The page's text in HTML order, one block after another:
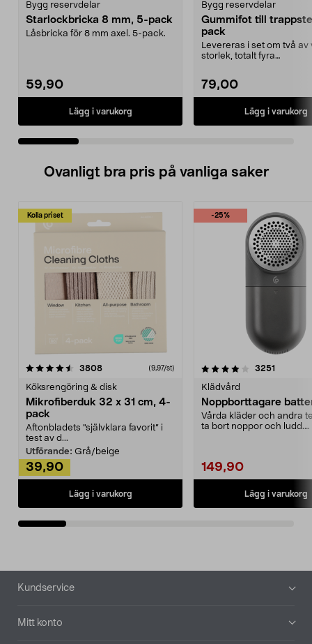
Bygg reservdelar
Starlockbricka 8 mm, 5-pack
Låsbricka för 8 mm axel. 5-pack.
59,90
Lägg i varukorg
Bygg reservdelar
Gummifot till
pack
Levereras i set om två av
storlek, totalt fyra
79,00
Lägg i varukorg
Ovanligt bra pris på vanliga saker
Kolla priset
3808recensioner (9,97/st)
Köksrengöring & disk
Mikrofiberduk 32 x 31 cm, 4-
pack
Aftonbladets "självklara favorit” i
test av d...
Utförande: Grå/beige
39,90
Lägg i varukorg
-25%
4.0av 5 stjärnor 3251
Klädvård
Noppborttagare
Vårda kläder och andra
ta bort noppor och ludd.
149,90
Lägg i varukorg
4.5av 5 stjärnor
Sidfot
Kundservice
Mitt konto